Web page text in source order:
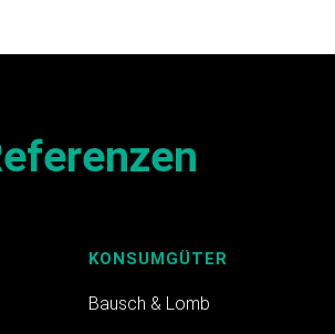
KONSUMGÜTER
Bausch & Lomb